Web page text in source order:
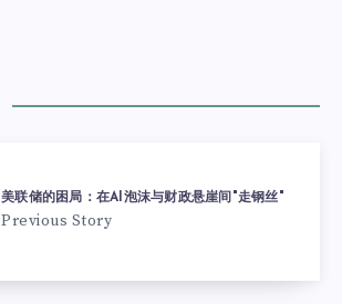
美联储的困局：在AI泡沫与财政悬崖间"走钢丝"
Previous Story